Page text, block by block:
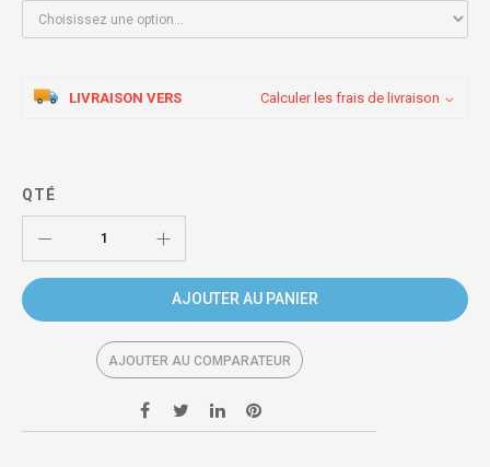
LIVRAISON VERS Calculer les frais de livraison
QTÉ
AJOUTER AU PANIER
AJOUTER AU COMPARATEUR